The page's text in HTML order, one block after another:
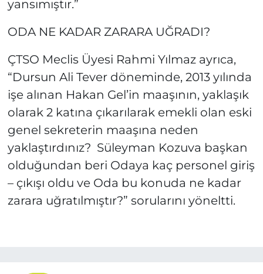
yansımıştır.”
ODA NE KADAR ZARARA UĞRADI?
ÇTSO Meclis Üyesi Rahmi Yılmaz ayrıca,
“Dursun Ali Tever döneminde, 2013 yılında
işe alınan Hakan Gel’in maaşının, yaklaşık
olarak 2 katına çıkarılarak emekli olan eski
genel sekreterin maaşına neden
yaklaştırdınız? Süleyman Kozuva başkan
olduğundan beri Odaya kaç personel giriş
– çıkışı oldu ve Oda bu konuda ne kadar
zarara uğratılmıştır?” sorularını yöneltti.